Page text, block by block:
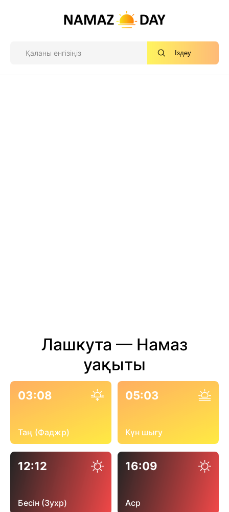
Іздеу
Лашкута — Намаз
уақыты
03:08
Таң (Фаджр)
05:03
Күн шығу
12:12
Бесін (Зухр)
16:09
Аср